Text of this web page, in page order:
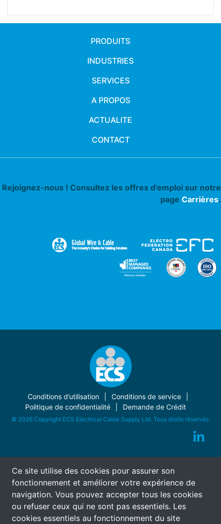
Ce site utilise des cookies pour assurer son
fonctionnement et améliorer votre expérience de
navigation. Vous pouvez accepter tous les cookies
ou refuser ceux qui ne sont pas essentiels. Les
cookies essentiels au fonctionnement du site
PRODUITS
INDUSTRIES
SERVICES
A PROPOS
ACTUALITE
CONTACT
Rejoignez-nous ! Consultez les offres d'emploi sur notre
page Carrières.
Conditions d’utilisation
Conditions de service
Politique de confidentialité
Demande de Crédit
© 2026 Copyright ECS Electrical Cable Supply Ltd. Tous droits réservés.